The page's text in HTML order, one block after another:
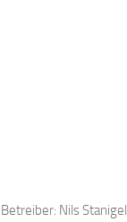
Betreiber: Nils Stanigel